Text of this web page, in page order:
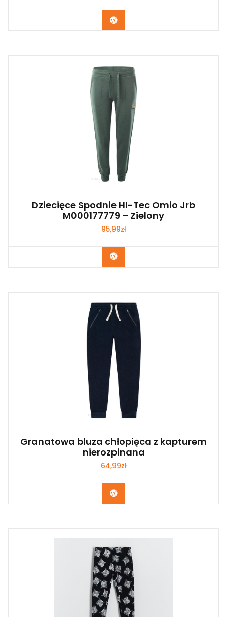
Kup Teraz
Dziecięce Spodnie HI-Tec Omio Jrb
M000177779 – Zielony
95,99zł
Kup Teraz
Granatowa bluza chłopięca z kapturem
nierozpinana
64,99zł
Kup Teraz